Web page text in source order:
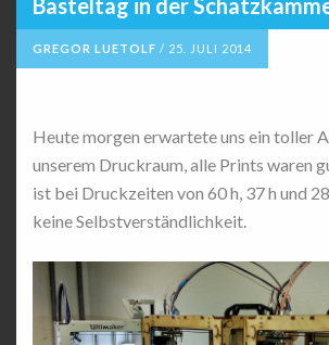
Basteltag in der
GREGOR LUETOLF / 25. JULI 2014
Heute morgen erwartete uns ein toller
unserem Druckraum, alle Prints waren
ist bei Druckzeiten von 60 h, 37 h und
keine Selbstverständlichkeit.